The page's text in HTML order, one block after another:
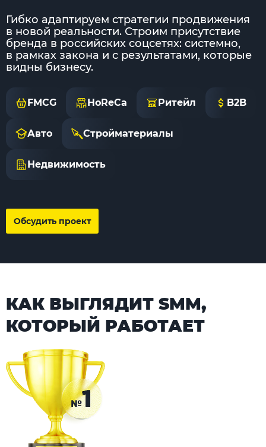
Гибко адаптируем стратегии продвижения
в новой реальности. Строим присутствие
бренда в российских соцсетях: системно,
в рамках закона и с результатами, которые
видны бизнесу.
FMCG HoReCa Ритейл B2B
Авто Стройматериалы
Недвижимость
Обсудить проект
КАК ВЫГЛЯДИТ SMM,
КОТОРЫЙ РАБОТАЕТ